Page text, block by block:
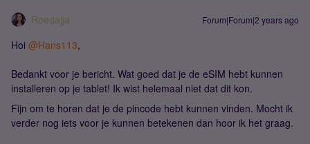
Roeqajja Forum|Forum|2 years ago
Hoi @Hans113,
Bedankt voor je bericht. Wat goed dat je de eSIM hebt kunnen
installeren op je tablet! Ik wist helemaal niet dat dit kon.
Fijn om te horen dat je de pincode hebt kunnen vinden. Mocht ik
verder nog iets voor je kunnen betekenen dan hoor ik het graag.